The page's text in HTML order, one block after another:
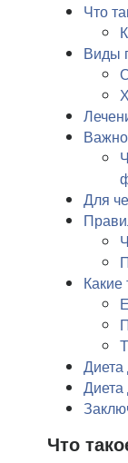
Что
Виды
Для
Диета
Что